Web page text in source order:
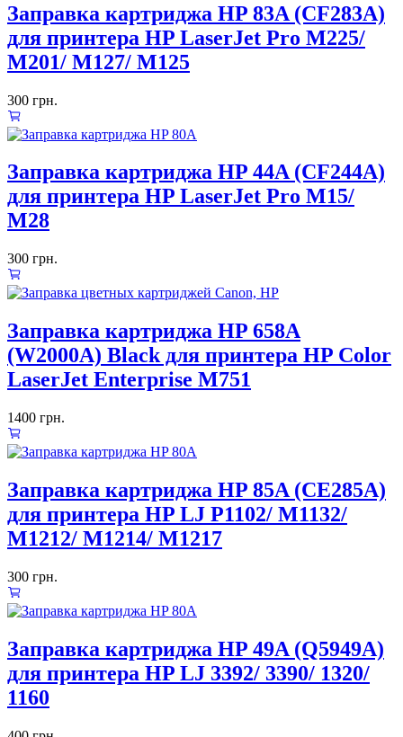
Заправка картриджа HP 83A (CF283A)
для принтера HP LaserJet Pro M225/
M201/ M127/ M125
300 грн.
Заправка картриджа HP 44A (CF244A)
для принтера HP LaserJet Pro M15/
M28
300 грн.
Заправка картриджа HP 658A
(W2000A) Black для принтера HP Color
LaserJet Enterprise M751
1400 грн.
Заправка картриджа HP 85A (CE285A)
для принтера HP LJ P1102/ M1132/
M1212/ M1214/ M1217
300 грн.
Заправка картриджа HP 49A (Q5949A)
для принтера HP LJ 3392/ 3390/ 1320/
1160